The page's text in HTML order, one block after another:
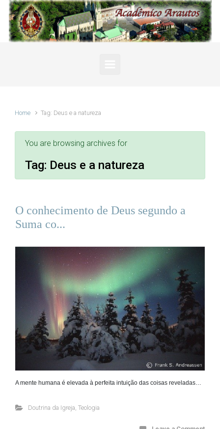
Skip to main content
Home Tag: Deus e a natureza
You are browsing archives for
Tag: Deus e a natureza
O conhecimento de Deus segundo a
Suma co...
A mente humana é elevada à perfeita intuição das coisas reveladas…
Doutrina da Igreja Teologia